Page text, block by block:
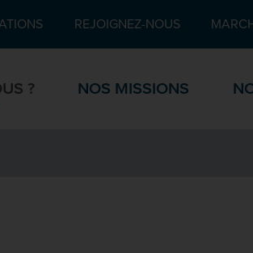
REJOIGNEZ-NOUS
? NOS MISSIONS